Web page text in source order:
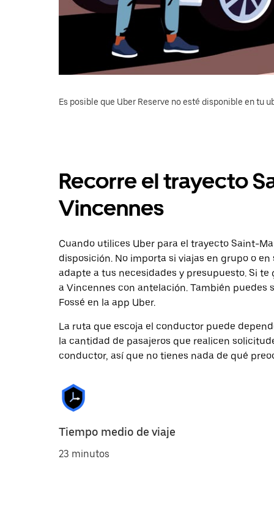
Es posible que Uber Reserve no esté disponible en tu
Recorre el trayecto
Vincennes
Cuando utilices Uber para el trayecto Saint-
disposición. No importa si viajas en grupo o
adapte a tus necesidades y presupuesto. Si
a Vincennes con antelación. También
Fossé en la app Uber.
La ruta que escoja el conductor puede
la cantidad de pasajeros que realicen
conductor, así que no tienes nada de qué
Tiempo medio de viaje
23 minutos